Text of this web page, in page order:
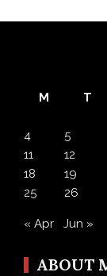
M
T
4
5
11
12
18
19
25
26
« Apr Jun »
ABOUT